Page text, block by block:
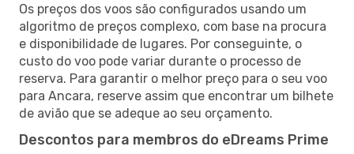
Os preços dos voos são configurados usando um
algoritmo de preços complexo, com base na procura
e disponibilidade de lugares. Por conseguinte, o
custo do voo pode variar durante o processo de
reserva. Para garantir o melhor preço para o seu voo
para Ancara, reserve assim que encontrar um bilhete
de avião que se adeque ao seu orçamento.
Descontos para membros do eDreams Prime